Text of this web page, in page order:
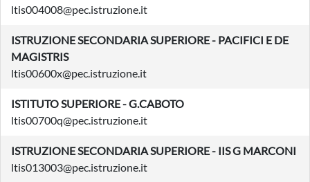
ltis004008@pec.istruzione.it
ISTRUZIONE SECONDARIA SUPERIORE - PACIFICI E DE
MAGISTRIS
ltis00600x@pec.istruzione.it
ISTITUTO SUPERIORE - G.CABOTO
ltis00700q@pec.istruzione.it
ISTRUZIONE SECONDARIA SUPERIORE - IIS G MARCONI
ltis013003@pec.istruzione.it